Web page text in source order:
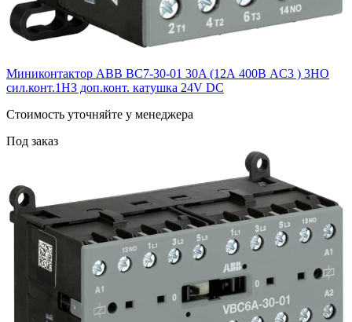
Миниконтактор ABB ВC7-30-01 30A (12А 400В AC3 ) 3НО
сил.конт.1НЗ доп.конт. катушка 24V DС
Cтоимость уточняйте у менеджера
Под заказ